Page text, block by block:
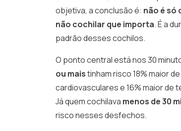
objetiva, a conclusão é: não é só
não cochilar que importa. É a
padrão desses cochilos.
O ponto central está nos 30
ou maistinham risco 18% maior
cardiovasculares e 16% maior de
Já quem cochilava menos de 30
risco nesses desfechos.